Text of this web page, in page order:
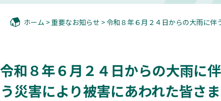
ホーム >重要なお知らせ > 令和８年６月２４日からの大雨に
令和８年６月２４日からの大雨に伴
う災害により被害にあわれた皆さま